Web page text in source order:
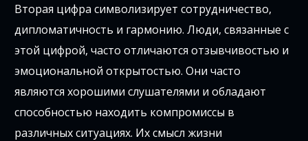
Вторая цифра символизирует сотрудничество,
дипломатичность и гармонию. Люди, связанные с
этой цифрой, часто отличаются отзывчивостью и
эмоциональной открытостью. Они часто
являются хорошими слушателями и обладают
способностью находить компромиссы в
различных ситуациях. Их смысл жизни